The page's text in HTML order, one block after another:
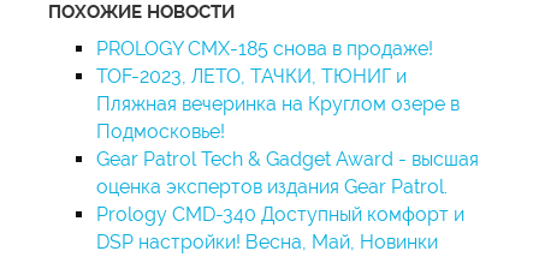
ПОХОЖИЕ НОВОСТИ
PROLOGY CMX-185 снова в продаже!
TOF-2023, ЛЕТО, ТАЧКИ, ТЮНИГ и
Пляжная вечеринка на Круглом озере в
Подмосковье!
Gear Patrol Tech & Gadget Award - высшая
оценка экспертов издания Gear Patrol.
Prology CMD-340 Доступный комфорт и
DSP настройки! Весна, Май, Новинки